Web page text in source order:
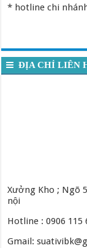
* hotline chi nhánh
ĐỊA CHỈ LIÊN
Xưởng Kho ; Ngõ
nội
Hotline : 0906 115
Gmail: